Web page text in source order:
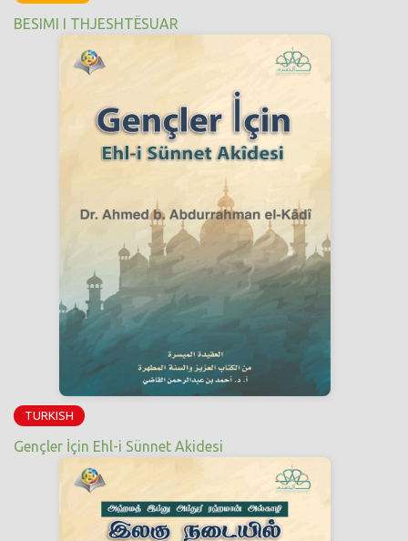
BESIMI I THJESHTËSUAR
TURKISH
Gençler İçin Ehl-i Sünnet Akidesi